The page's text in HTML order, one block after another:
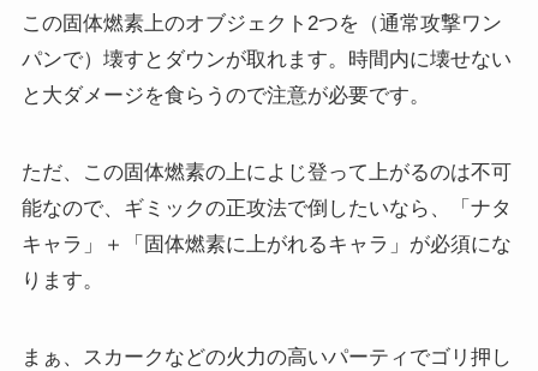
この固体燃素上のオブジェクト2つを（通常攻撃ワン
パンで）壊すとダウンが取れます。時間内に壊せない
と大ダメージを食らうので注意が必要です。
ただ、この固体燃素の上によじ登って上がるのは不可
能なので、ギミックの正攻法で倒したいなら、「ナタ
キャラ」＋「固体燃素に上がれるキャラ」が必須にな
ります。
まぁ、スカークなどの火力の高いパーティでゴリ押し